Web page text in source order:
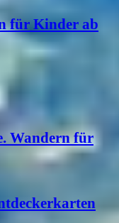
für Kinder ab
Wandern für